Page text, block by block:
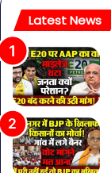
Latest News